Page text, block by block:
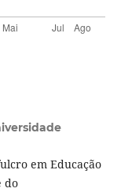
em Educação
do